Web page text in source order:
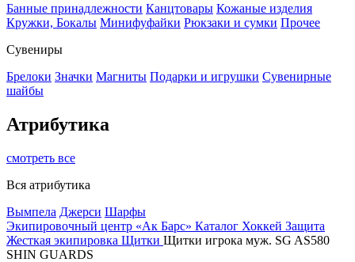
Банные принадлежности Канцтовары Кожаные изделия
Кружки, Бокалы Минифуфайки Рюкзаки и сумки Прочее
Сувениры
Брелоки Значки Магниты Подарки и игрушки Сувенирные
шайбы
Атрибутика
смотреть все
Вся атрибутика
Вымпела Джерси Шарфы
Экипировочный центр «Ак Барс» Каталог Хоккей Защита
Жесткая экипировка Щитки Щитки игрока муж. SG AS580
SHIN GUARDS